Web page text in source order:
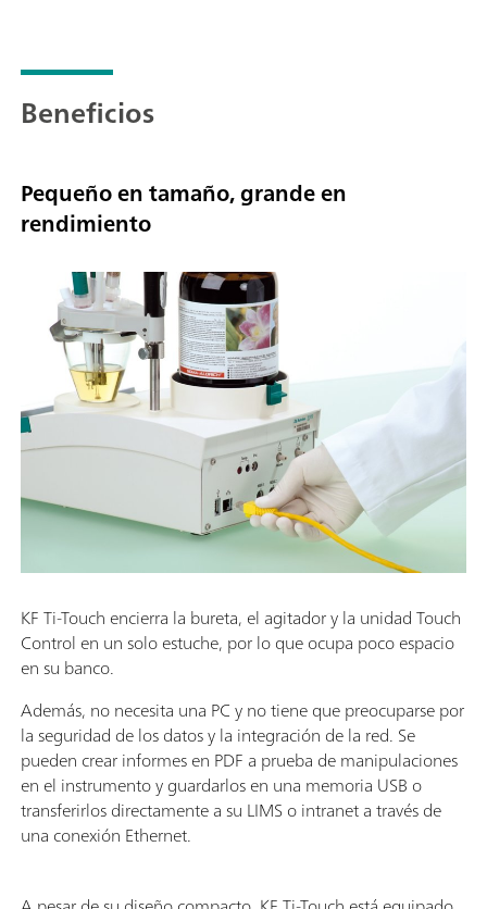
Beneficios
Pequeño en tamaño, grande en
rendimiento
KF Ti-Touch encierra la bureta, el agitador y la unidad Touch
Control en un solo estuche, por lo que ocupa poco espacio
en su banco.
Además, no necesita una PC y no tiene que preocuparse por
la seguridad de los datos y la integración de la red. Se
pueden crear informes en PDF a prueba de manipulaciones
en el instrumento y guardarlos en una memoria USB o
transferirlos directamente a su LIMS o intranet a través de
una conexión Ethernet.